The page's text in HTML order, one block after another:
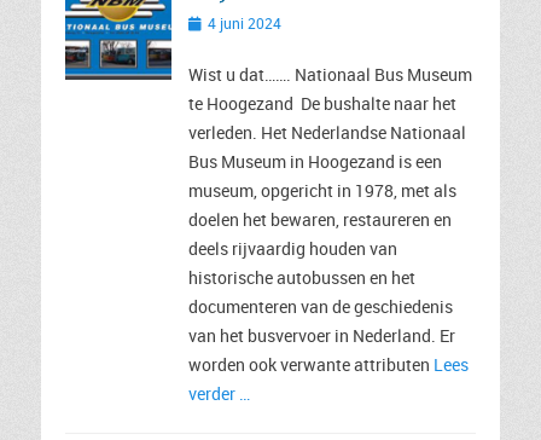
Geplaatst
4 juni 2024
Wist u dat……. Nationaal Bus Museum
te Hoogezand De bushalte naar het
verleden. Het Nederlandse Nationaal
Bus Museum in Hoogezand is een
museum, opgericht in 1978, met als
doelen het bewaren, restaureren en
deels rijvaardig houden van
historische autobussen en het
documenteren van de geschiedenis
van het busvervoer in Nederland. Er
worden ook verwante attributen Lees
verder …